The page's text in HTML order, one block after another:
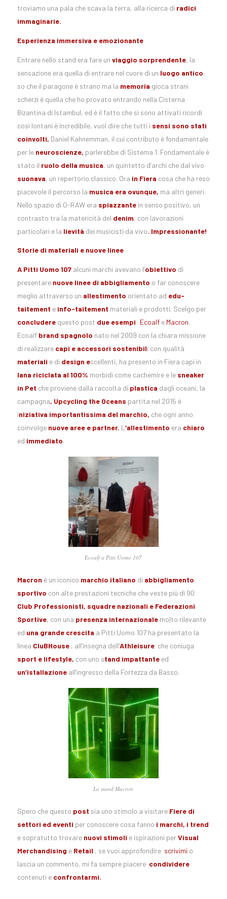
troviamo una pala che scava la terra, alla ricerca di radici
immaginarie.
Esperienza immersiva e emozionante
Entrare nello stand era fare un viaggio sorprendente, la
sensazione era quella di entrare nel cuore di un luogo antico,
so che il paragone è strano ma la memoria gioca strani
scherzi è quella che ho provato entrando nella Cisterna
Bizantina di Istambul, ed è il fatto che si sono attivati ricordi
così lontani è incredibile, vuol dire che tutti i sensi sono stati
coinvolti, Daniel Kahnemman, il cui contributo è fondamentale
per le neuroscienze, parlerebbe di Sistema 1. Fondamentale è
stato il ruolo della musica, un quintetto d’archi che dal vivo
suonava, un repertorio classico. Ora in Fiera cosa che ha reso
piacevole il percorso la musica era ovunque, ma altri generi.
Nello spazio di G-RAW era spiazzantein senso positivo, un
contrasto tra la matericità del denim, con lavorazioni
particolari e la lievità dei musicisti da vivo. Impressionante!
Storie di materiali e nuove linee
A Pitti Uomo 107alcuni marchi avevano l’obiettivo di
presentarenuove linee di abbigliamento o far conoscere
meglio attraverso un allestimento orientato ad edu-
taitement e info-taitement materiali e prodotti. Scelgo per
concluderequesto post due esempi: Ecoalfe Macron.
Ecoalfbrand spagnolo nato nel 2009 con la chiara missione
di realizzare capi e accessori sostenibili con qualità
materiali e di design eccellenti, ha presento in Fiera capi in
lana riciclata al 100% morbidi come cachemire e le sneaker
in Pet che proviene dalla raccolta di plastica dagli oceani, la
campagna, Upcycling the Oceans partita nel 2015 è
iniziativa importantissima del marchio, che ogni anno
coinvolge nuove aree e partner. L ‘allestimento era chiaro
ed immediato.
Ecoalf a Pitti Uomo 107
Macron è un iconico marchio italiano di abbigliamento
sportivo con alte prestazioni tecniche che veste più di 90
Club Professionisti, squadre nazionali e Federazioni
Sportive, con una presenza internazionalemolto rilevante
ed una grande crescita a Pitti Uomo 107 ha presentato la
linea CluBHouse, all’insegna dell’Athleisure che coniuga
sport e lifestyle, con uno stand impattanteed
un’istallazioneall’ingresso della Fortezza da Basso.
Lo stand Macron
Spero che questo post sia uno stimolo a visitare Fiere di
settori ed eventi per conoscere cosa fanno i marchi, i trend
e sopratutto trovare nuovi stimoli e ispirazioni perVisual
Merchandising e Retail , se vuoi approfondire scrivimi o
lascia un commento, mi fa sempre piacere condividere
contenuti econfrontarmi.